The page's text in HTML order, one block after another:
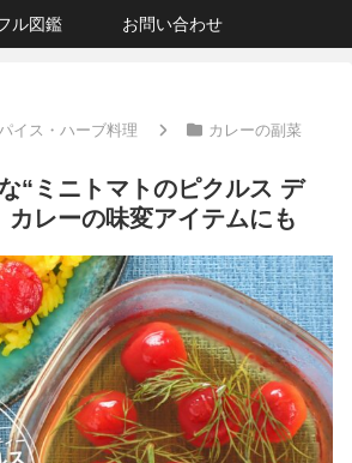
ル図鑑 お問い合わせ
イス・ハーブ料理 カレーの副菜
“ミニトマトのピクルス デ
カレーの味変アイテムにも